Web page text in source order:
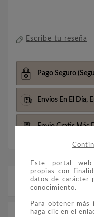
Este portal web
propias con
datos de carácter
conocimiento.
Para obtener más
haga clic en el
Escribe tu reseña
Pago Seguro
Envíos En El Día,
Envio Gratis Más